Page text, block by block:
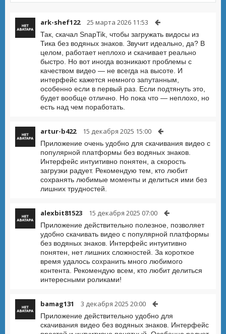
ark-shef122 25 марта 2026 11:53
Так, скачал SnapTik, чтобы загружать видосы из
Тика без водяных знаков. Звучит идеально, да? В
целом, работает неплохо и скачивает реально
быстро. Но вот иногда возникают проблемы с
качеством видео — не всегда на высоте. И
интерфейс кажется немного запутанным,
особенно если в первый раз. Если подтянуть это,
будет вообще отлично. Но пока что — неплохо, но
есть над чем поработать.
artur-b422 15 декабря 2025 15:00
Приложение очень удобно для скачивания видео с
популярной платформы без водяных знаков.
Интерфейс интуитивно понятен, а скорость
загрузки радует. Рекомендую тем, кто любит
сохранять любимые моменты и делиться ими без
лишних трудностей.
alexbit81523 15 декабря 2025 07:00
Приложение действительно полезное, позволяет
удобно скачивать видео с популярной платформы
без водяных знаков. Интерфейс интуитивно
понятен, нет лишних сложностей. За короткое
время удалось сохранить много любимого
контента. Рекомендую всем, кто любит делиться
интересными роликами!
bamag131 3 декабря 2025 20:00
Приложение действительно удобно для
скачивания видео без водяных знаков. Интерфейс